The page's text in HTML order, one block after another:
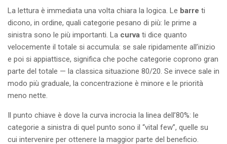
La lettura è immediata una volta chiara la logica. Le barre ti
dicono, in ordine, quali categorie pesano di più: le prime a
sinistra sono le più importanti. La curva ti dice quanto
velocemente il totale si accumula: se sale ripidamente all’inizio
e poi si appiattisce, significa che poche categorie coprono gran
parte del totale — la classica situazione 80/20. Se invece sale in
modo più graduale, la concentrazione è minore e le priorità
meno nette.
Il punto chiave è dove la curva incrocia la linea dell’80%: le
categorie a sinistra di quel punto sono il “vital few”, quelle su
cui intervenire per ottenere la maggior parte del beneficio.